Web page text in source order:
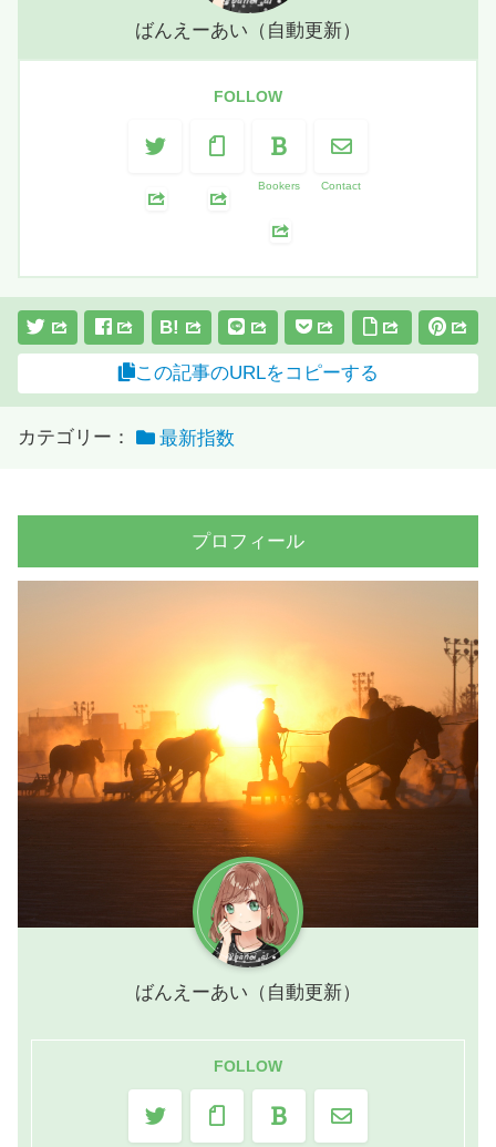
ばんえーあい（自動更新）
FOLLOW
Bookers Contact
B!
この記事のURLをコピーする
カテゴリー： 最新指数
プロフィール
ばんえーあい（自動更新）
FOLLOW